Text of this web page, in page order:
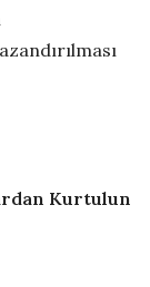
Kurtulun